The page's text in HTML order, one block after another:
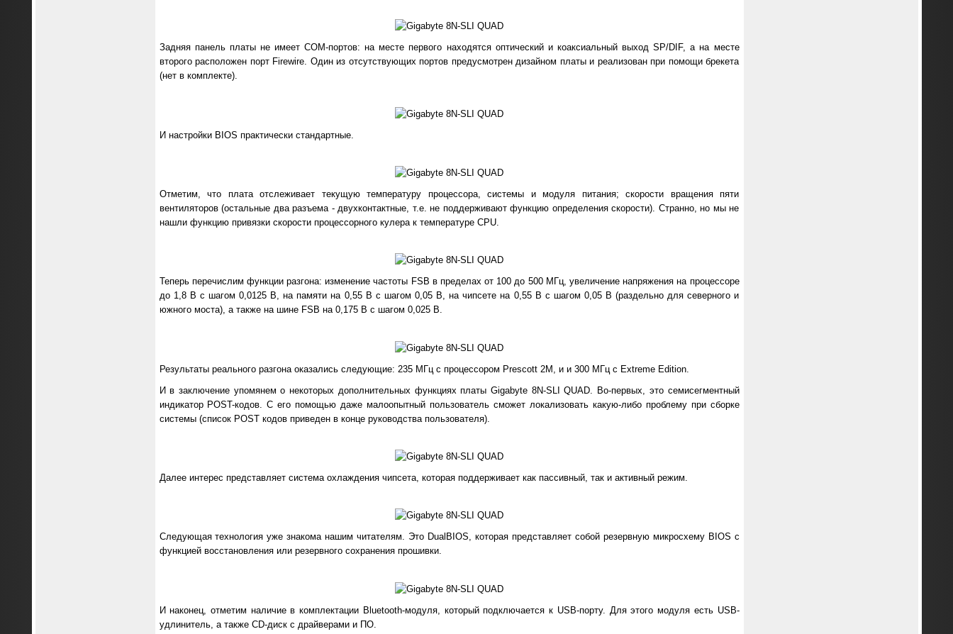
Задняя панель платы не имеет COM-портов: на месте первого находятся оптический и коаксиальный выход SP/DIF, а на месте
второго расположен порт Firewire. Один из отсутствующих портов предусмотрен дизайном платы и реализован при помощи брекета
(нет в комплекте).
И настройки BIOS практически стандартные.
Отметим, что плата отслеживает текущую температуру процессора, системы и модуля питания; скорости вращения пяти
вентиляторов (остальные два разъема - двухконтактные, т.е. не поддерживают функцию определения скорости). Странно, но мы не
нашли функцию привязки скорости процессорного кулера к температуре CPU.
Теперь перечислим функции разгона: изменение частоты FSB в пределах от 100 до 500 МГц, увеличение напряжения на процессоре
до 1,8 В с шагом 0,0125 В, на памяти на 0,55 В с шагом 0,05 В, на чипсете на 0,55 В с шагом 0,05 В (раздельно для северного и
южного моста), а также на шине FSB на 0,175 В с шагом 0,025 В.
Результаты реального разгона оказались следующие: 235 МГц с процессором Prescott 2M, и и 300 МГц c Extreme Edition.
И в заключение упомянем о некоторых дополнительных функциях платы Gigabyte 8N-SLI QUAD. Во-первых, это семисегментный
индикатор POST-кодов. С его помощью даже малоопытный пользователь сможет локализовать какую-либо проблему при сборке
системы (список POST кодов приведен в конце руководства пользователя).
Далее интерес представляет система охлаждения чипсета, которая поддерживает как пассивный, так и активный режим.
Следующая технология уже знакома нашим читателям. Это DualBIOS, которая представляет собой резервную микросхему BIOS с
функцией восстановления или резервного сохранения прошивки.
И наконец, отметим наличие в комплектации Bluetooth-модуля, который подключается к USB-порту. Для этого модуля есть USB-
удлинитель, а также CD-диск с драйверами и ПО.